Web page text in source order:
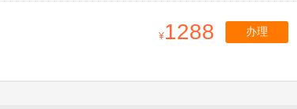
1288 办理